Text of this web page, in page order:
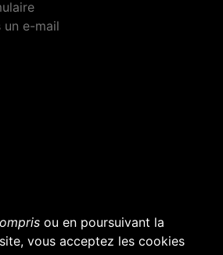
ou en poursuivant la
vous acceptez les cookies
un e-mail